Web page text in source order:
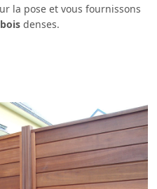
la pose et vous fournissons
bois denses.